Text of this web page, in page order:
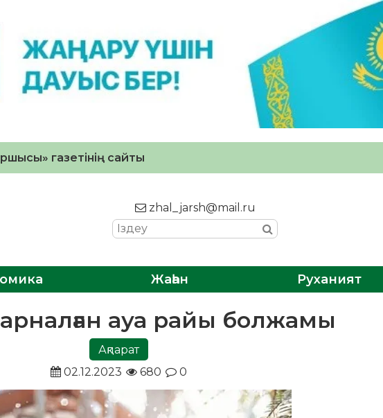
газетінің сайты
zhal_jarsh@mail.ru
Жаһан Руханият
ауа райы болжамы
Ақпарат
02.12.2023
680 0